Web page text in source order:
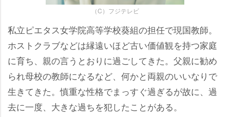
（C）フジテレビ
私立ピエタス女学院高等学校葵組の担任で現国教師。
ホストクラブなどは縁遠いほど古い価値観を持つ家庭
に育ち、親の言うとおりに過ごしてきた。父親に勧め
られ母校の教師になるなど、何かと両親のいいなりで
生きてきた。慎重な性格でまっすぐ過ぎるが故に、過
去に一度、大きな過ちを犯したことがある。